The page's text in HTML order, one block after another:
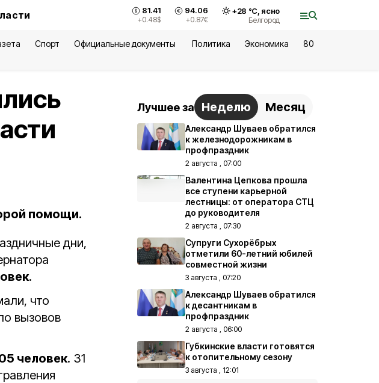
81.41
+0.48$
94.06
+0.87€
+28 °С, ясно
Белгород
Спорт Официальные документы Политика Экономика
80
помощи.
дни,
.
что
вызовов
человек. 31
Лучшее за Неделю Месяц
Александр Шуваев обратился
к железнодорожникам в
профпраздник
2 августа , 07:00
Валентина Цепкова прошла
все ступени карьерной
лестницы: от оператора СТЦ
до руководителя
2 августа , 07:30
Супруги Сухорёбрых
отметили 60-летний юбилей
совместной жизни
3 августа , 07:20
Александр Шуваев обратился
к десантникам в
профпраздник
2 августа , 06:00
Губкинские власти готовятся
к отопительному сезону
3 августа , 12:01